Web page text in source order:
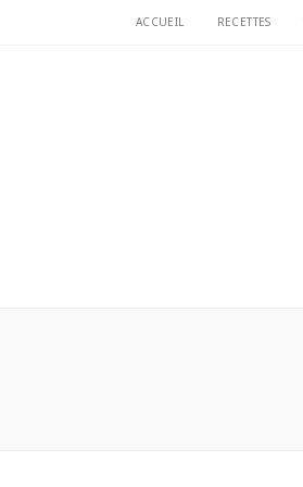
ACCUEIL RECETTES